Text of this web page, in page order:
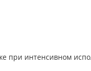
при интенсивном